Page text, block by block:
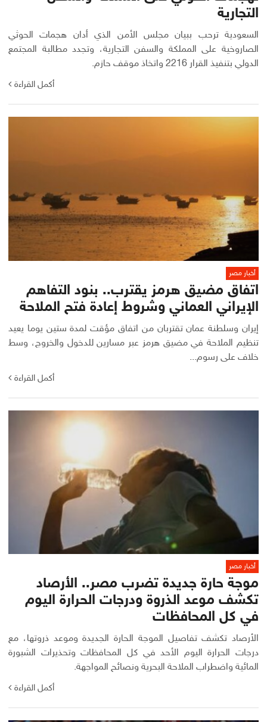
التجارية
السعودية ترحب ببيان مجلس الأمن الذي أدان هجمات الحوثي
الصاروخية على المملكة والسفن التجارية، وتجدد مطالبة المجتمع
الدولي بتنفيذ القرار 2216 واتخاذ موقف حازم.
أكمل القراءة
أخبار مصر
اتفاق مضيق هرمز يقترب.. بنود التفاهم
الإيراني العماني وشروط إعادة فتح الملاحة
إيران وسلطنة عمان تقتربان من اتفاق مؤقت لمدة ستين يوما يعيد
تنظيم الملاحة في مضيق هرمز عبر مسارين للدخول والخروج، وسط
خلاف على رسوم...
أكمل القراءة
أخبار مصر
موجة حارة جديدة تضرب مصر.. الأرصاد
تكشف موعد الذروة ودرجات الحرارة اليوم
في كل المحافظات
الأرصاد تكشف تفاصيل الموجة الحارة الجديدة وموعد ذروتها، مع
درجات الحرارة اليوم الأحد في كل المحافظات وتحذيرات الشبورة
المائية واضطراب الملاحة البحرية ونصائح المواجهة.
أكمل القراءة